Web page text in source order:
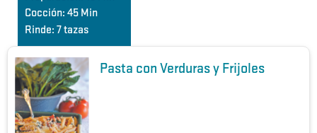
Cocción: 45 Min
Rinde: 7 tazas
Pasta con Verduras y Frijoles